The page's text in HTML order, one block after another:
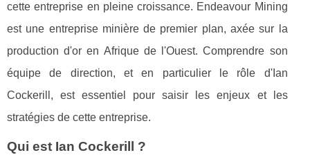
cette entreprise en pleine croissance. Endeavour Mining
est une entreprise minière de premier plan, axée sur la
production d'or en Afrique de l'Ouest. Comprendre son
équipe de direction, et en particulier le rôle d'Ian
Cockerill, est essentiel pour saisir les enjeux et les
stratégies de cette entreprise.
Qui est Ian Cockerill ?